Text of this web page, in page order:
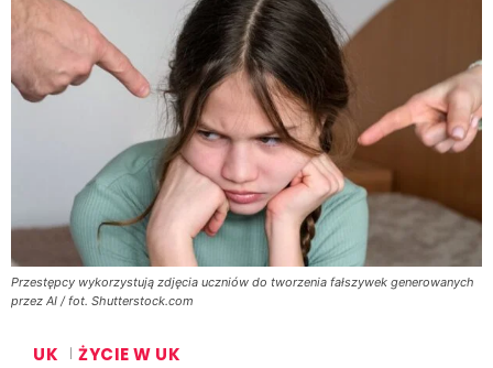
Przestępcy wykorzystują zdjęcia uczniów do tworzenia fałszywek generowanych
przez AI / fot. Shutterstock.com
UK ŻYCIE W UK